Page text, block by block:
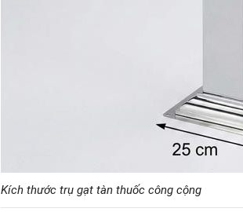
Kích thước trụ gạt tàn thuốc công cộng